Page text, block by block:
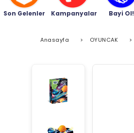
Son Gelenler Kampanyalar Bayi Ol!
Anasayfa > OYUNCAK >